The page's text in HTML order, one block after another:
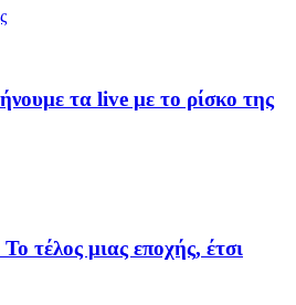
τα live με το ρίσκο της
τέλος μιας εποχής, έτσι